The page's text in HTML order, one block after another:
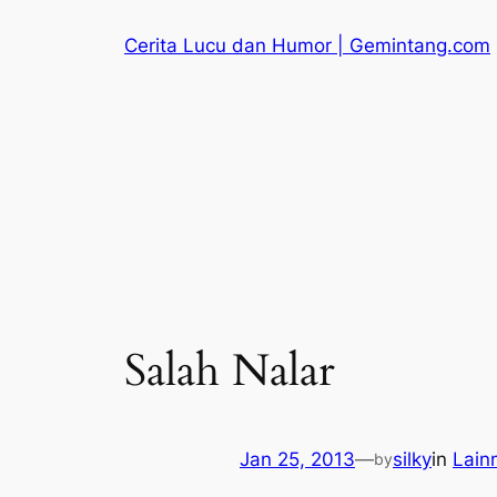
Cerita Lucu dan Humor | Gemintang.com
Salah Nalar
Jan 25, 2013—bysilkyin